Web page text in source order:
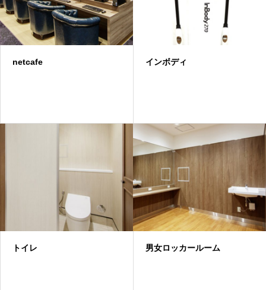
netcafe インボディ
トイレ 男女ロッカールーム